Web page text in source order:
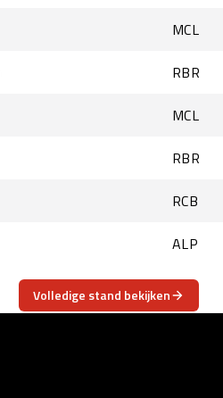
MCL
RBR
MCL
RBR
RCB
ALP
Volledige stand bekijken